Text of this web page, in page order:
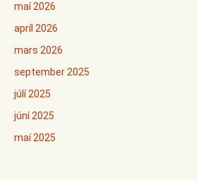
maí 2026
apríl 2026
mars 2026
september 2025
júlí 2025
júní 2025
maí 2025